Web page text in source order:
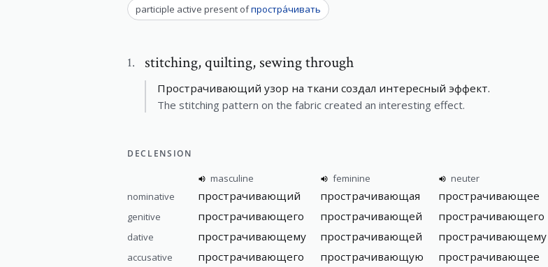
participle active present ofпростра́чивать
1. stitching,quilting, sewing through
Прострачивающий узор на ткани создал интересный эффект.
The stitching pattern on the fabric created an interesting effect.
DECLENSION
masculine feminine neuter
nominative
прострачивающий прострачивающая прострачивающее
genitive прострачивающего прострачивающей прострачивающего
dative прострачивающему прострачивающей прострачивающему
accusative
прострачивающего
прострачивающую прострачивающее